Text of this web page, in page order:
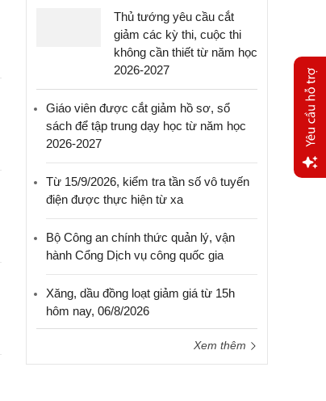
Thủ tướng yêu cầu cắt
giảm các kỳ thi, cuộc thi
không cần thiết từ năm học
2026-2027
Giáo viên được cắt giảm hồ sơ, sổ
sách để tập trung dạy học từ năm học
2026-2027
Từ 15/9/2026, kiểm tra tần số vô tuyến
điện được thực hiện từ xa
Bộ Công an chính thức quản lý, vận
hành Cổng Dịch vụ công quốc gia
Xăng, dầu đồng loạt giảm giá từ 15h
hôm nay, 06/8/2026
Xem thêm